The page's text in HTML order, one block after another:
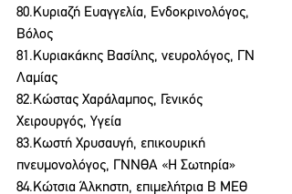
80.Κυριαζή Ευαγγελία, Ενδοκρινολόγος,
Βόλος
81.Κυριακάκης Βασίλης, νευρολόγος, ΓΝ
Λαμίας
82.Κώστας Χαράλαμπος, Γενικός
Χειρουργός, Υγεία
83.Κωστή Χρυσαυγή, επικουρική
πνευμονολόγος, ΓΝΝΘΑ «Η Σωτηρία»
84.Κώτσια Άλκηστη, επιμελήτρια Β ΜΕΘ